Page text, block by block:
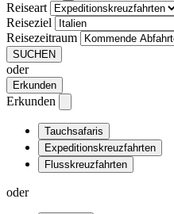
Reiseart
Reiseziel
Reisezeitraum
SUCHEN
oder
Erkunden
Erkunden
Tauchsafaris
Expeditionskreuzfahrten
Flusskreuzfahrten
oder